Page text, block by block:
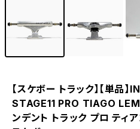
【スケボー トラック】【単品
STAGE11 PRO TIAGO
ンデント トラック プロ ティ